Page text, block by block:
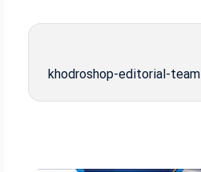
khodroshop-editorial-team